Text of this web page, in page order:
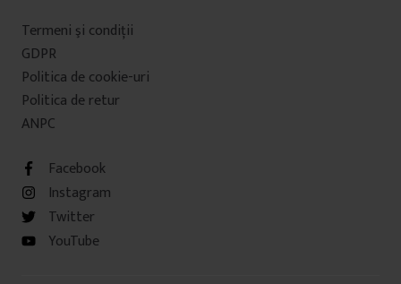
Termeni şi condiţii
GDPR
Politica de cookie-uri
Politica de retur
ANPC
Facebook
Instagram
Twitter
YouTube